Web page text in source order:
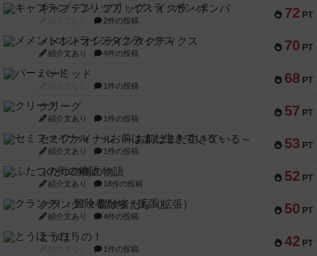
72 PT
キャプテン・フリップ：イスラ・ボンバ
2件の投稿
70 PT
メメントオンラインタクティクス
紹介文あり 4件の投稿
68 PT
パーミッド
1件の投稿
57 PT
クリーグ
紹介文あり 1件の投稿
53 PT
セミファイナル ～お前はまだ生きている～
紹介文あり 1件の投稿
52 PT
ふたつの街の物語
紹介文あり 18件の投稿
50 PT
クランク! ：冒険者たち（拡張）
紹介文あり 4件の投稿
42 PT
とうほうの！
1件の投稿